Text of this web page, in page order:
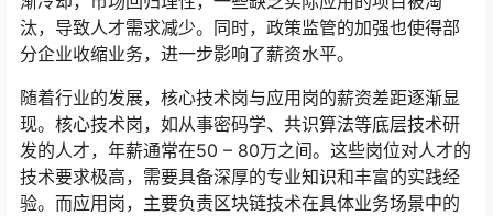
汰，导致人才需求减少。同时，政策监管的加强也使得部
分企业收缩业务，进一步影响了薪资水平。
随着行业的发展，核心技术岗与应用岗的薪资差距逐渐显
现。核心技术岗，如从事密码学、共识算法等底层技术研
发的人才，年薪通常在50 – 80万之间。这些岗位对人才的
技术要求极高，需要具备深厚的专业知识和丰富的实践经
验。而应用岗，主要负责区块链技术在具体业务场景中的